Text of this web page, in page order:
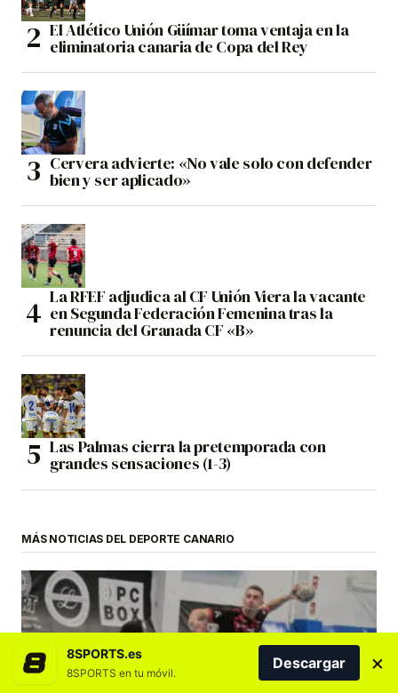
El Atlético Unión Güímar toma ventaja en la
eliminatoria canaria de Copa del Rey
Cervera advierte: «No vale solo con defender
bien y ser aplicado»
La RFEF adjudica al CF Unión Viera la vacante
en Segunda Federación Femenina tras la
renuncia del Granada CF «B»
Las Palmas cierra la pretemporada con
grandes sensaciones (1-3)
MÁS NOTICIAS DEL DEPORTE CANARIO
8SPORTS.es
8SPORTS en tu móvil.
Descargar ×